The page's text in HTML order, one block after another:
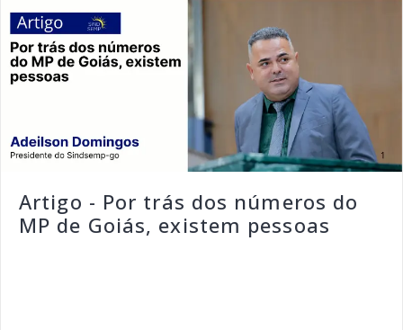
Artigo - Por trás dos números do
MP de Goiás, existem pessoas